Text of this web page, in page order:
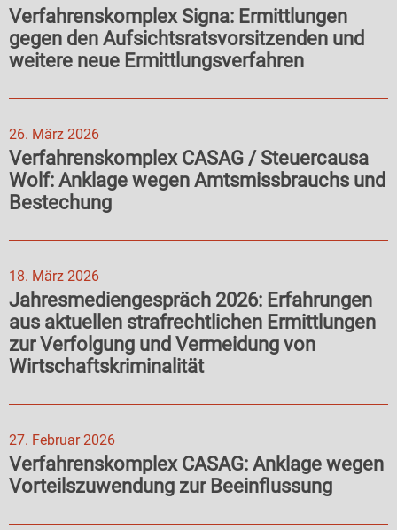
Verfahrenskomplex Signa: Ermittlungen
gegen den Aufsichtsratsvorsitzenden und
weitere neue Ermittlungsverfahren
26. März 2026
Verfahrenskomplex CASAG / Steuercausa
Wolf: Anklage wegen Amtsmissbrauchs und
Bestechung
18. März 2026
Jahresmediengespräch 2026: Erfahrungen
aus aktuellen strafrechtlichen Ermittlungen
zur Verfolgung und Vermeidung von
Wirtschaftskriminalität
27. Februar 2026
Verfahrenskomplex CASAG: Anklage wegen
Vorteilszuwendung zur Beeinflussung